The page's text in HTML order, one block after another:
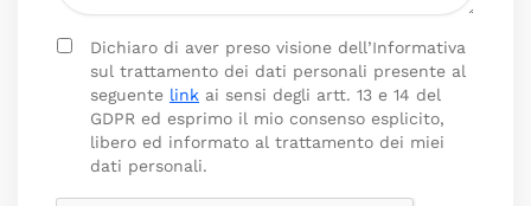
Dichiaro di aver preso visione dell’Informativa
sul trattamento dei dati personali presente al
seguente link ai sensi degli artt. 13 e 14 del
GDPR ed esprimo il mio consenso esplicito,
libero ed informato al trattamento dei miei
dati personali.